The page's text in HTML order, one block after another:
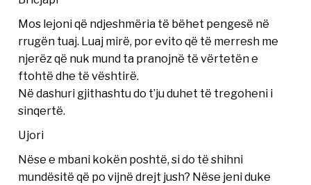
Mos lejoni që ndjeshmëria të bëhet pengesë në
rrugën tuaj. Luaj mirë, por evito që të merresh me
njerëz që nuk mund ta pranojnë të vërtetën e
ftohtë dhe të vështirë.
Në dashuri gjithashtu do t’ju duhet të tregoheni i
sinqertë.
Ujori
Nëse e mbani kokën poshtë, si do të shihni
mundësitë që po vijnë drejt jush? Nëse jeni duke